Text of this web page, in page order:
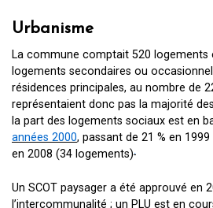
Urbanisme
La commune comptait 520 logements
logements secondaires ou
résidences principales, au nombre de
représentaient donc pas la majorité
la part des logements sociaux est en
années 2000, passant de 21 % en
en 2008 (34 logements)
Un SCOT paysager a été approuvé en
l’intercommunalité ; un PLU est en